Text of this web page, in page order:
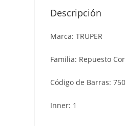
Descripción
Marca: TRUPER
Familia: Repuesto
Código de Barras:
Inner: 1